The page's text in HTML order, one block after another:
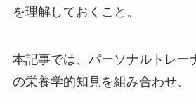
を理解しておくこと。
本記事では、パーソナルトレー
の栄養学的知見を組み合わせ、